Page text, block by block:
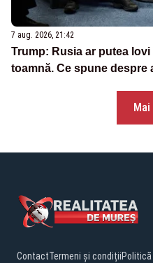
7 aug. 2026, 21:42
Trump: Rusia ar putea
toamnă. Ce spune despre
ContactTermeni și condiții